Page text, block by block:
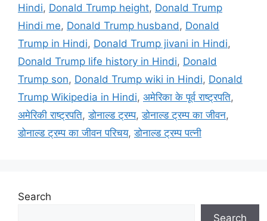
Hindi, Donald Trump height, Donald Trump
Hindi me, Donald Trump husband, Donald
Trump in Hindi, Donald Trump jivani in Hindi,
Donald Trump life history in Hindi, Donald
Trump son, Donald Trump wiki in Hindi, Donald
Trump Wikipedia in Hindi, अमेरिका के पूर्व राष्ट्रपति,
अमेरिकी राष्ट्रपति,डोनाल्ड ट्रम्प,डोनाल्ड ट्रम्प का जीवन,
डोनाल्ड ट्रम्प का जीवन परिचय,डोनाल्ड ट्रम्प पत्नी
Search
Search